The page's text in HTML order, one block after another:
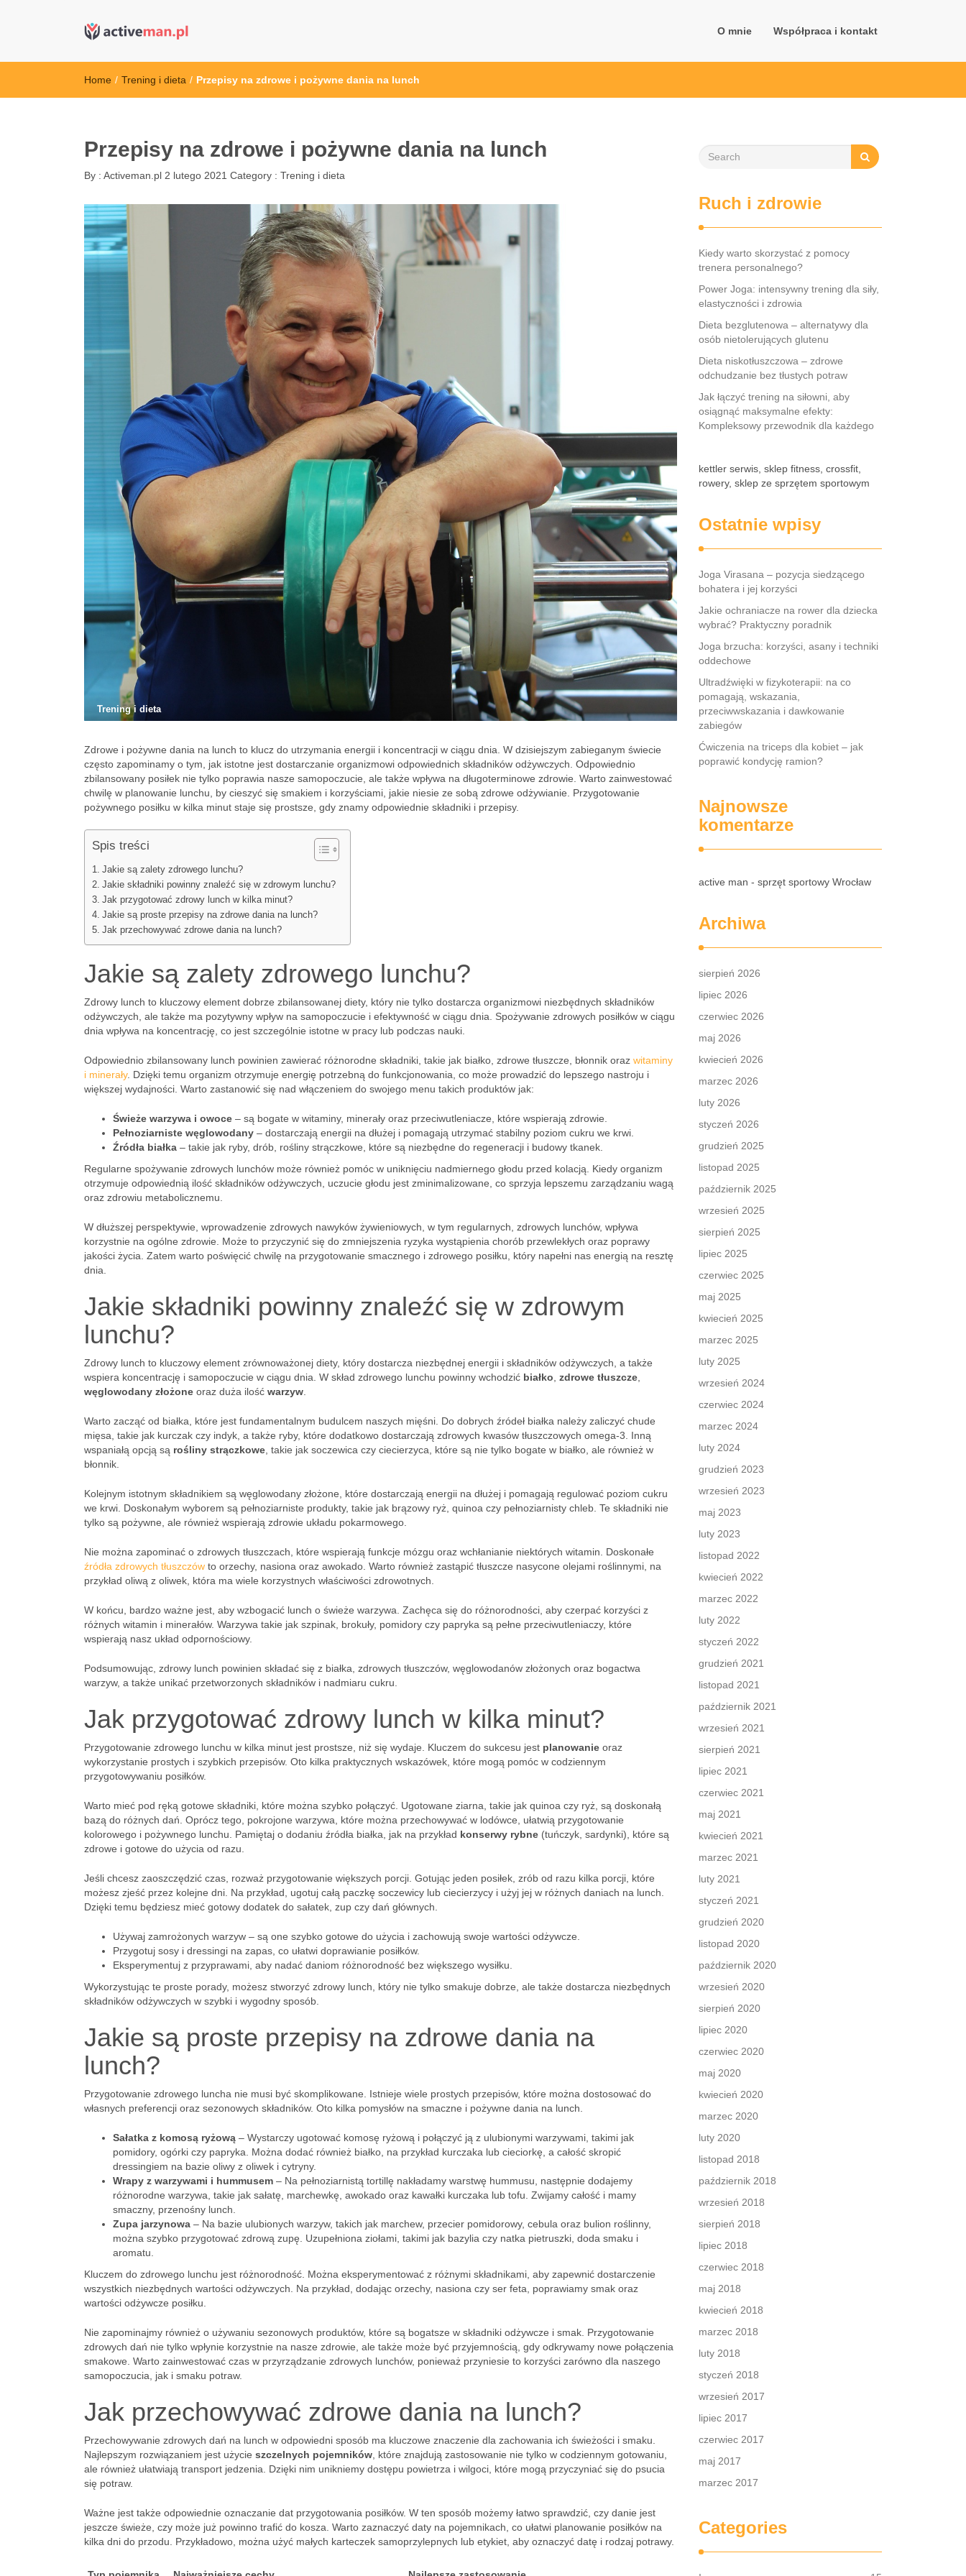
kettler serwis, sklep fitness, crossfit, rowery, sklep ze sprzętem sportowym
O mnie Współpraca i kontakt
Home / Trening i dieta / Przepisy na zdrowe i pożywne dania na lunch
Przepisy na zdrowe i pożywne dania na lunch
By : Activeman.pl 2 lutego 2021 Category : Trening i dieta
Trening i dieta
Zdrowe i pożywne dania na lunch to klucz do utrzymania energii i koncentracji w ciągu dnia. W dzisiejszym zabieganym świecie
często zapominamy o tym, jak istotne jest dostarczanie organizmowi odpowiednich składników odżywczych. Odpowiednio
zbilansowany posiłek nie tylko poprawia nasze samopoczucie, ale także wpływa na długoterminowe zdrowie. Warto zainwestować
chwilę w planowanie lunchu, by cieszyć się smakiem i korzyściami, jakie niesie ze sobą zdrowe odżywianie. Przygotowanie
pożywnego posiłku w kilka minut staje się prostsze, gdy znamy odpowiednie składniki i przepisy.
Spis treści
Jakie są zalety zdrowego lunchu?
Jakie składniki powinny znaleźć się w zdrowym lunchu?
Jak przygotować zdrowy lunch w kilka minut?
Jakie są proste przepisy na zdrowe dania na lunch?
Jak przechowywać zdrowe dania na lunch?
Jakie są zalety zdrowego lunchu?
Zdrowy lunch to kluczowy element dobrze zbilansowanej diety, który nie tylko dostarcza organizmowi niezbędnych składników
odżywczych, ale także ma pozytywny wpływ na samopoczucie i efektywność w ciągu dnia. Spożywanie zdrowych posiłków w ciągu
dnia wpływa na koncentrację, co jest szczególnie istotne w pracy lub podczas nauki.
Odpowiednio zbilansowany lunch powinien zawierać różnorodne składniki, takie jak białko, zdrowe tłuszcze, błonnik oraz witaminy
i minerały. Dzięki temu organizm otrzymuje energię potrzebną do funkcjonowania, co może prowadzić do lepszego nastroju i
większej wydajności. Warto zastanowić się nad włączeniem do swojego menu takich produktów jak:
Świeże warzywa i owoce – są bogate w witaminy, minerały oraz przeciwutleniacze, które wspierają zdrowie.
Pełnoziarniste węglowodany – dostarczają energii na dłużej i pomagają utrzymać stabilny poziom cukru we krwi.
Źródła białka – takie jak ryby, drób, rośliny strączkowe, które są niezbędne do regeneracji i budowy tkanek.
Regularne spożywanie zdrowych lunchów może również pomóc w uniknięciu nadmiernego głodu przed kolacją. Kiedy organizm
otrzymuje odpowiednią ilość składników odżywczych, uczucie głodu jest zminimalizowane, co sprzyja lepszemu zarządzaniu wagą
oraz zdrowiu metabolicznemu.
W dłuższej perspektywie, wprowadzenie zdrowych nawyków żywieniowych, w tym regularnych, zdrowych lunchów, wpływa
korzystnie na ogólne zdrowie. Może to przyczynić się do zmniejszenia ryzyka wystąpienia chorób przewlekłych oraz poprawy
jakości życia. Zatem warto poświęcić chwilę na przygotowanie smacznego i zdrowego posiłku, który napełni nas energią na resztę
dnia.
Jakie składniki powinny znaleźć się w zdrowym
lunchu?
Zdrowy lunch to kluczowy element zrównoważonej diety, który dostarcza niezbędnej energii i składników odżywczych, a także
wspiera koncentrację i samopoczucie w ciągu dnia. W skład zdrowego lunchu powinny wchodzić białko zdrowe tłuszcze
węglowodany złożone oraz duża ilość warzyw
Warto zacząć od białka, które jest fundamentalnym budulcem naszych mięśni. Do dobrych źródeł białka należy zaliczyć chude
mięsa, takie jak kurczak czy indyk, a także ryby, które dodatkowo dostarczają zdrowych kwasów tłuszczowych omega-3. Inną
wspaniałą opcją są rośliny strączkowe , takie jak soczewica czy ciecierzyca, które są nie tylko bogate w białko, ale również w
błonnik.
Kolejnym istotnym składnikiem są węglowodany złożone, które dostarczają energii na dłużej i pomagają regulować poziom cukru
we krwi. Doskonałym wyborem są pełnoziarniste produkty, takie jak brązowy ryż, quinoa czy pełnoziarnisty chleb. Te składniki nie
tylko są pożywne, ale również wspierają zdrowie układu pokarmowego.
Nie można zapominać o zdrowych tłuszczach, które wspierają funkcje mózgu oraz wchłanianie niektórych witamin. Doskonałe
źródła zdrowych tłuszczów to orzechy, nasiona oraz awokado. Warto również zastąpić tłuszcze nasycone olejami roślinnymi, na
przykład oliwą z oliwek, która ma wiele korzystnych właściwości zdrowotnych.
W końcu, bardzo ważne jest, aby wzbogacić lunch o świeże warzywa. Zachęca się do różnorodności, aby czerpać korzyści z
różnych witamin i minerałów. Warzywa takie jak szpinak, brokuły, pomidory czy papryka są pełne przeciwutleniaczy, które
wspierają nasz układ odpornościowy.
Podsumowując, zdrowy lunch powinien składać się z białka, zdrowych tłuszczów, węglowodanów złożonych oraz bogactwa
warzyw, a także unikać przetworzonych składników i nadmiaru cukru.
Jak przygotować zdrowy lunch w kilka minut?
Przygotowanie zdrowego lunchu w kilka minut jest prostsze, niż się wydaje. Kluczem do sukcesu jest planowanie oraz
wykorzystanie prostych i szybkich przepisów. Oto kilka praktycznych wskazówek, które mogą pomóc w codziennym
przygotowywaniu posiłków.
Warto mieć pod ręką gotowe składniki, które można szybko połączyć. Ugotowane ziarna, takie jak quinoa czy ryż, są doskonałą
bazą do różnych dań. Oprócz tego, pokrojone warzywa, które można przechowywać w lodówce, ułatwią przygotowanie
kolorowego i pożywnego lunchu. Pamiętaj o dodaniu źródła białka, jak na przykład konserwy rybne (tuńczyk, sardynki), które są
zdrowe i gotowe do użycia od razu.
Jeśli chcesz zaoszczędzić czas, rozważ przygotowanie większych porcji. Gotując jeden posiłek, zrób od razu kilka porcji, które
możesz zjeść przez kolejne dni. Na przykład, ugotuj całą paczkę soczewicy lub ciecierzycy i użyj jej w różnych daniach na lunch.
Dzięki temu będziesz mieć gotowy dodatek do sałatek, zup czy dań głównych.
Używaj zamrożonych warzyw – są one szybko gotowe do użycia i zachowują swoje wartości odżywcze.
Przygotuj sosy i dressingi na zapas, co ułatwi doprawianie posiłków.
Eksperymentuj z przyprawami, aby nadać daniom różnorodność bez większego wysiłku.
Wykorzystując te proste porady, możesz stworzyć zdrowy lunch, który nie tylko smakuje dobrze, ale także dostarcza niezbędnych
składników odżywczych w szybki i wygodny sposób.
Jakie są proste przepisy na zdrowe dania na
lunch?
Przygotowanie zdrowego luncha nie musi być skomplikowane. Istnieje wiele prostych przepisów, które można dostosować do
własnych preferencji oraz sezonowych składników. Oto kilka pomysłów na smaczne i pożywne dania na lunch.
Sałatka z komosą ryżową – Wystarczy ugotować komosę ryżową i połączyć ją z ulubionymi warzywami, takimi jak
pomidory, ogórki czy papryka. Można dodać również białko, na przykład kurczaka lub cieciorkę, a całość skropić
dressingiem na bazie oliwy z oliwek i cytryny.
Wrapy z warzywami i hummusem – Na pełnoziarnistą tortillę nakładamy warstwę hummusu, następnie dodajemy
różnorodne warzywa, takie jak sałatę, marchewkę, awokado oraz kawałki kurczaka lub tofu. Zwijamy całość i mamy
smaczny, przenośny lunch.
Zupa jarzynowa – Na bazie ulubionych warzyw, takich jak marchew, przecier pomidorowy, cebula oraz bulion roślinny,
można szybko przygotować zdrową zupę. Uzupełniona ziołami, takimi jak bazylia czy natka pietruszki, doda smaku i
aromatu.
Kluczem do zdrowego lunchu jest różnorodność. Można eksperymentować z różnymi składnikami, aby zapewnić dostarczenie
wszystkich niezbędnych wartości odżywczych. Na przykład, dodając orzechy, nasiona czy ser feta, poprawiamy smak oraz
wartości odżywcze posiłku.
Nie zapominajmy również o używaniu sezonowych produktów, które są bogatsze w składniki odżywcze i smak. Przygotowanie
zdrowych dań nie tylko wpłynie korzystnie na nasze zdrowie, ale także może być przyjemnością, gdy odkrywamy nowe połączenia
smakowe. Warto zainwestować czas w przyrządzanie zdrowych lunchów, ponieważ przyniesie to korzyści zarówno dla naszego
samopoczucia, jak i smaku potraw.
Jak przechowywać zdrowe dania na lunch?
Przechowywanie zdrowych dań na lunch w odpowiedni sposób ma kluczowe znaczenie dla zachowania ich świeżości i smaku.
Najlepszym rozwiązaniem jest użycie szczelnych pojemników , które znajdują zastosowanie nie tylko w codziennym gotowaniu,
ale również ułatwiają transport jedzenia. Dzięki nim unikniemy dostępu powietrza i wilgoci, które mogą przyczyniać się do psucia
się potraw.
Ważne jest także odpowiednie oznaczanie dat przygotowania posiłków. W ten sposób możemy łatwo sprawdzić, czy danie jest
jeszcze świeże, czy może już powinno trafić do kosza. Warto zaznaczyć daty na pojemnikach, co ułatwi planowanie posiłków na
kilka dni do przodu. Przykładowo, można użyć małych karteczek samoprzylepnych lub etykiet, aby oznaczyć datę i rodzaj potrawy.
Ruch i zdrowie
Kiedy warto skorzystać z pomocy
trenera personalnego?
Power Joga: intensywny trening dla siły,
elastyczności i zdrowia
Dieta bezglutenowa – alternatywy dla
osób nietolerujących glutenu
Dieta niskotłuszczowa – zdrowe
odchudzanie bez tłustych potraw
Jak łączyć trening na siłowni, aby
osiągnąć maksymalne efekty:
Kompleksowy przewodnik dla każdego
kettler serwis, sklep fitness, crossfit,
rowery, sklep ze sprzętem sportowym
Ostatnie wpisy
Joga Virasana – pozycja siedzącego
bohatera i jej korzyści
Jakie ochraniacze na rower dla dziecka
wybrać? Praktyczny poradnik
Joga brzucha: korzyści, asany i techniki
oddechowe
Ultradźwięki w fizykoterapii: na co
pomagają, wskazania,
przeciwwskazania i dawkowanie
zabiegów
Ćwiczenia na triceps dla kobiet – jak
poprawić kondycję ramion?
Najnowsze
komentarze
active man - sprzęt sportowy Wrocław
Archiwa
sierpień 2026
lipiec 2026
czerwiec 2026
maj 2026
kwiecień 2026
marzec 2026
luty 2026
styczeń 2026
grudzień 2025
listopad 2025
październik 2025
wrzesień 2025
sierpień 2025
lipiec 2025
czerwiec 2025
maj 2025
kwiecień 2025
marzec 2025
luty 2025
wrzesień 2024
czerwiec 2024
marzec 2024
luty 2024
grudzień 2023
wrzesień 2023
maj 2023
luty 2023
listopad 2022
kwiecień 2022
marzec 2022
luty 2022
styczeń 2022
grudzień 2021
listopad 2021
październik 2021
wrzesień 2021
sierpień 2021
lipiec 2021
czerwiec 2021
maj 2021
kwiecień 2021
marzec 2021
luty 2021
styczeń 2021
grudzień 2020
listopad 2020
październik 2020
wrzesień 2020
sierpień 2020
lipiec 2020
czerwiec 2020
maj 2020
kwiecień 2020
marzec 2020
luty 2020
listopad 2018
październik 2018
wrzesień 2018
sierpień 2018
lipiec 2018
czerwiec 2018
maj 2018
kwiecień 2018
marzec 2018
luty 2018
styczeń 2018
wrzesień 2017
lipiec 2017
czerwiec 2017
maj 2017
marzec 2017
Categories